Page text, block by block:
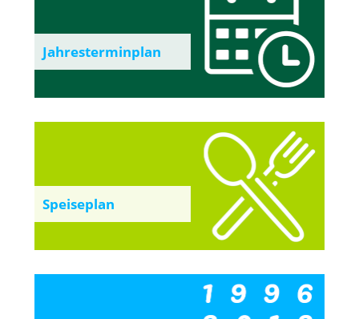
Jahresterminplan
Speiseplan